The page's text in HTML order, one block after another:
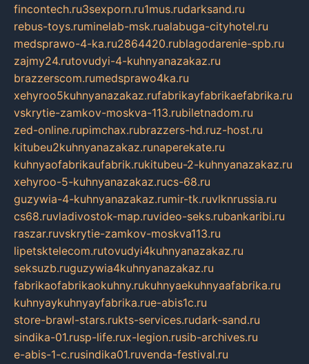
fincontech.ru3sexporn.ru1mus.rudarksand.ru
rebus-toys.ruminelab-msk.rualabuga-cityhotel.ru
medsprawo-4-ka.ru2864420.rublagodarenie-spb.ru
zajmy24.rutovudyi-4-kuhnyanazakaz.ru
brazzerscom.rumedsprawo4ka.ru
xehyroo5kuhnyanazakaz.rufabrikayfabrikaefabrika.ru
vskrytie-zamkov-moskva-113.rubiletnadom.ru
zed-online.rupimchax.rubrazzers-hd.ruz-host.ru
kitubeu2kuhnyanazakaz.runaperekate.ru
kuhnyaofabrikaufabrik.rukitubeu-2-kuhnyanazakaz.ru
xehyroo-5-kuhnyanazakaz.rucs-68.ru
guzywia-4-kuhnyanazakaz.rumir-tk.ruvlknrussia.ru
cs68.ruvladivostok-map.ruvideo-seks.rubankaribi.ru
raszar.ruvskrytie-zamkov-moskva113.ru
lipetsktelecom.rutovudyi4kuhnyanazakaz.ru
seksuzb.ruguzywia4kuhnyanazakaz.ru
fabrikaofabrikaokuhny.rukuhnyaekuhnyaafabrika.ru
kuhnyaykuhnyayfabrika.rue-abis1c.ru
store-brawl-stars.rukts-services.rudark-sand.ru
sindika-01.rusp-life.rux-legion.rusib-archives.ru
e-abis-1-c.rusindika01.ruvenda-festival.ru